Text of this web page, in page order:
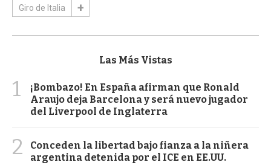
Giro de Italia
Las Más Vistas
1
¡Bombazo! En España afirman que Ronald
Araujo deja Barcelona y será nuevo jugador
del Liverpool de Inglaterra
2
Conceden la libertad bajo fianza a la niñera
argentina detenida por el ICE en EE.UU.